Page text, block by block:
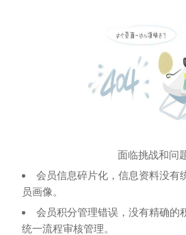
面临挑战和问
会员信息碎片化，信息资料没有
员画像。
会员积分管理错误，没有精确的
统一流程审核管理。